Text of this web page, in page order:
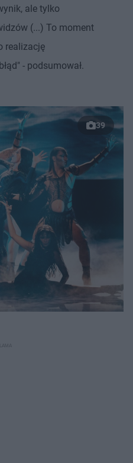
ale tylko
(...) To moment
realizację
- podsumował.
39